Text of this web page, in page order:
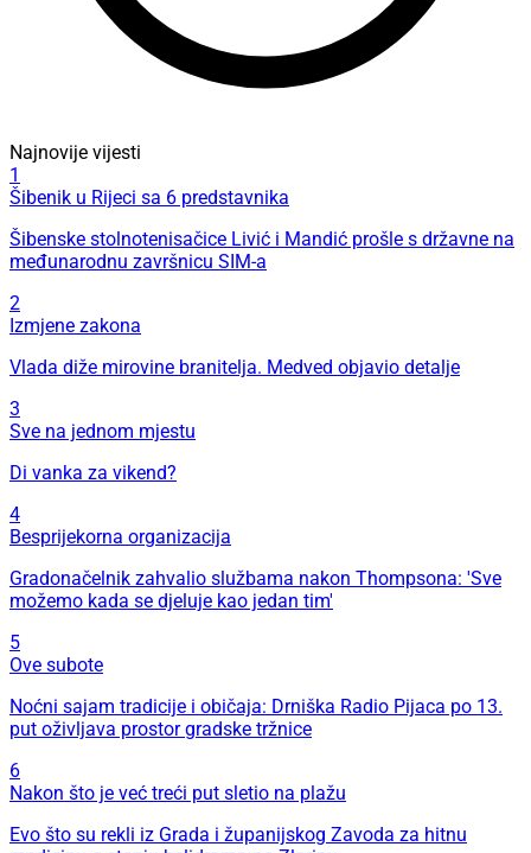
Najnovije vijesti
1
Šibenik u Rijeci sa 6 predstavnika
Šibenske stolnotenisačice Livić i Mandić prošle s državne na
međunarodnu završnicu SIM-a
2
Izmjene zakona
Vlada diže mirovine branitelja. Medved objavio detalje
3
Sve na jednom mjestu
Di vanka za vikend?
4
Besprijekorna organizacija
Gradonačelnik zahvalio službama nakon Thompsona: 'Sve
možemo kada se djeluje kao jedan tim'
5
Ove subote
Noćni sajam tradicije i običaja: Drniška Radio Pijaca po 13.
put oživljava prostor gradske tržnice
6
Nakon što je već treći put sletio na plažu
Evo što su rekli iz Grada i županijskog Zavoda za hitnu